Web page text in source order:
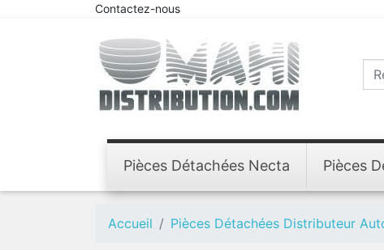
Contactez-nous
Pièces Détachées Necta Pièces
Accueil Pièces Détachées Distributeur